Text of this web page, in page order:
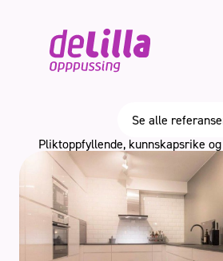
Bad
Se alle
Pliktoppfyllende, kunnskapsrike